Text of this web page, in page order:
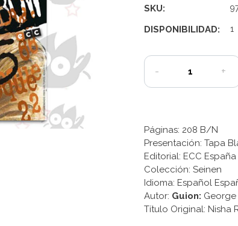
SKU:
DISPONIBILIDAD: 1
- +
Páginas: 208 B/N
Presentación: Tapa
Editorial: ECC
Colección: Seinen
Idioma: Español
Autor: Guion: George
Título Original: Nisha